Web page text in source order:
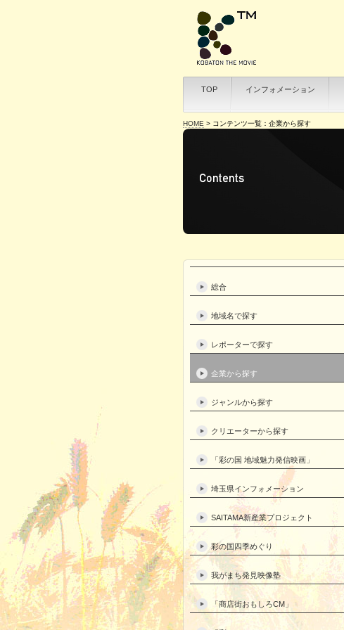
TOP インフォメーション
HOME > コンテンツ一覧：企業から探す
総合
地域名で探す
レポーターで探す
企業から探す
ジャンルから探す
クリエーターから探す
「彩の国 地域魅力発信映画」
埼玉県インフォメーション
SAITAMA新産業プロジェクト
彩の国四季めぐり
我がまち発見映像塾
「商店街おもしろCM」